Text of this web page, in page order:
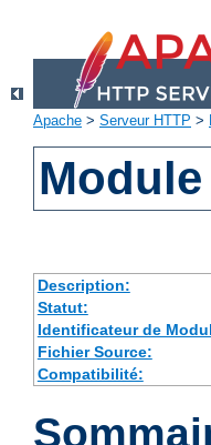
Apache > Serveur HTTP >
Description:
Statut:
Identificateur de
Fichier Source:
Compatibilité: